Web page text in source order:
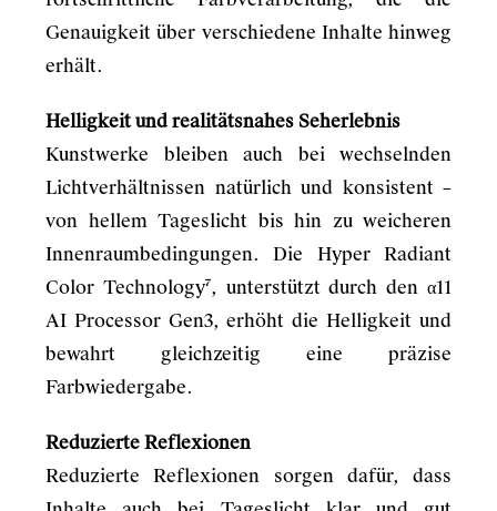
Genauigkeit über verschiedene Inhalte hinweg
erhält.
Helligkeit und realitätsnahes Seherlebnis
Kunstwerke bleiben auch bei wechselnden
Lichtverhältnissen natürlich und konsistent –
von hellem Tageslicht bis hin zu weicheren
Innenraumbedingungen. Die Hyper Radiant
Color Technology⁷, unterstützt durch den α11
AI Processor Gen3, erhöht die Helligkeit und
bewahrt gleichzeitig eine präzise
Farbwiedergabe.
Reduzierte Reflexionen
Reduzierte Reflexionen sorgen dafür, dass